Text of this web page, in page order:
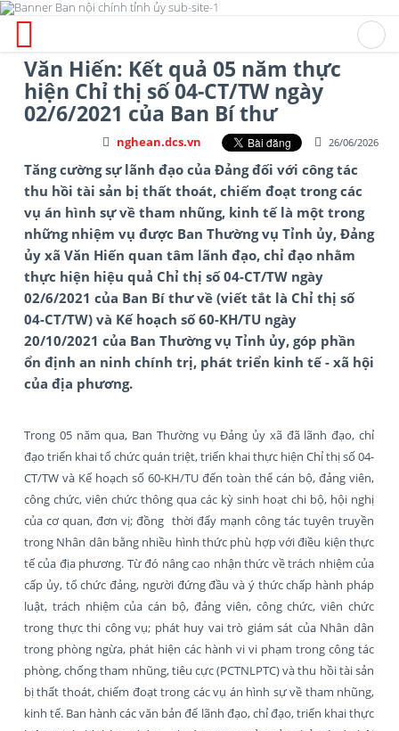
Văn Hiến: Kết quả 05 năm thực
hiện Chỉ thị số 04-CT/TW ngày
02/6/2021 của Ban Bí thư
26/06/2026
nghean.dcs.vn
Tăng cường sự lãnh đạo của Đảng đối với công tác
thu hồi tài sản bị thất thoát, chiếm đoạt trong các
vụ án hình sự về tham nhũng, kinh tế là một trong
những nhiệm vụ được Ban Thường vụ Tỉnh ủy, Đảng
ủy xã Văn Hiến quan tâm lãnh đạo, chỉ đạo nhằm
thực hiện hiệu quả Chỉ thị số 04-CT/TW ngày
02/6/2021 của Ban Bí thư về (viết tắt là Chỉ thị số
04-CT/TW) và Kế hoạch số 60-KH/TU ngày
20/10/2021 của Ban Thường vụ Tỉnh ủy, góp phần
ổn định an ninh chính trị, phát triển kinh tế - xã hội
của địa phương.
Trong 05 năm qua, Ban Thường vụ Đảng ủy xã đã lãnh đạo, chỉ
đạo triển khai tổ chức quán triệt, triển khai thực hiện Chỉ thị số 04-
CT/TW và Kế hoạch số 60-KH/TU đến toàn thể cán bộ, đảng viên,
công chức, viên chức thông qua các kỳ sinh hoạt chi bộ, hội nghị
của cơ quan, đơn vị; đồng thời đẩy mạnh công tác tuyên truyền
trong Nhân dân bằng nhiều hình thức phù hợp với điều kiện thực
tế của địa phương. Từ đó nâng cao nhận thức về trách nhiệm của
cấp ủy, tổ chức đảng, người đứng đầu và ý thức chấp hành pháp
luật, trách nhiệm của cán bộ, đảng viên, công chức, viên chức
trong thực thi công vụ; phát huy vai trò giám sát của Nhân dân
trong phòng ngừa, phát hiện các hành vi vi phạm trong công tác
phòng, chống tham nhũng, tiêu cực (PCTNLPTC) và thu hồi tài sản
bị thất thoát, chiếm đoạt trong các vụ án hình sự về tham nhũng,
kinh tế. Ban hành các văn bản để lãnh đạo, chỉ đạo, triển khai thực